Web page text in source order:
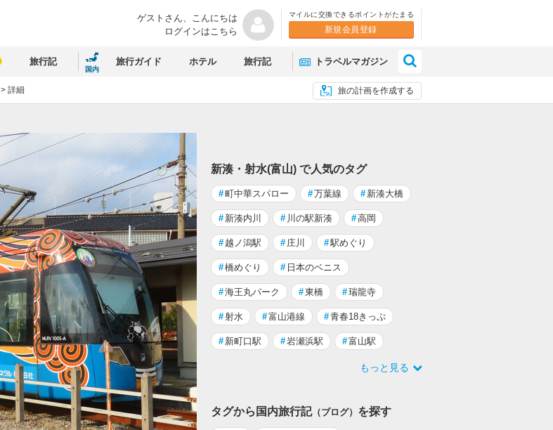
ゲストさん、 こんにちは
ログインはこちら
マイルに交換できるポイントがたまる
新規会員登録
旅行記
国内
旅行ガイド ホテル 旅行記 トラベルマガジン
旅の計画を作成する
> 詳細
新湊・射水(富山) で人気のタグ
#町中華スパロー #万葉線 # 新湊大橋
# 新湊内川 # 川の駅新湊 #高岡
# 越ノ潟駅 # 庄川 #駅めぐり
#橋めぐり # 日本のベニス
#海王丸パーク #東橋 #瑞龍寺
#射水 #富山港線 #青春18きっぷ
# 新町口駅 #岩瀬浜駅 #富山駅
もっと見る
タグから国内旅行記（ブログ） を探す